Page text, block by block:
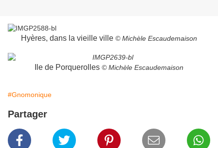
Hyères, dans la vieille ville © Michèle Escaudemaison
Ile de Porquerolles © Michèle Escaudemaison
#Gnomonique
Partager